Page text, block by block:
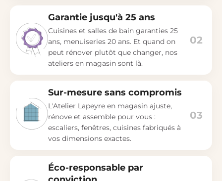
Garantie jusqu'à 25 ans
Cuisines et salles de bain garanties 25
ans, menuiseries 20 ans. Et quand on
peut rénover plutôt que changer, nos
ateliers en magasin sont là.
02
Sur-mesure sans compromis
L'Atelier Lapeyre en magasin ajuste,
rénove et assemble pour vous :
escaliers, fenêtres, cuisines fabriqués à
vos dimensions exactes.
03
Éco-responsable par